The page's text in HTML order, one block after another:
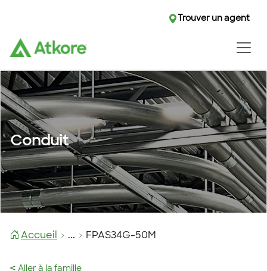
Trouver un agent
Conduit
Accueil ... FPAS34G-50M
Aller à la famille